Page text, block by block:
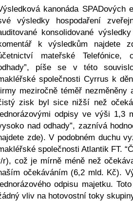
kanonáda
výsledky hospodaření
konsolidované
k výsledkům najdete
mateřské Telefónice,
píše se v této
společnosti Cyrrus k
meziročně téměř
zisk byl sice nižší než
odpisy ve výši 1,3
nad odhady”, zaznívá
zde). V podobném duchu
společnosti Atlantik FT.
r), což je mírně méně než
očekáváním (6,2 mld. Kč).
odpisu majetku.
vliv na hotovostní toky